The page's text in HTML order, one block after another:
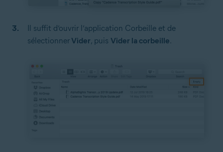
Il suffit d’ouvrir l’application Corbeille et de
sélectionnerVider, puis Vider la corbeille.